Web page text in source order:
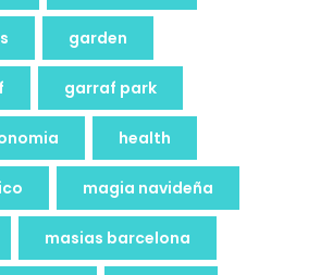
garden
garraf park
health
magia navideña
masias barcelona